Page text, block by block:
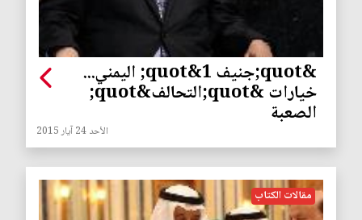
&quot;جنيف 1&quot; اليمني...
خيارات &quot;التحالف&quot;
الصعبة
الأحد 24 آيار 2015
مقالات الكتاب